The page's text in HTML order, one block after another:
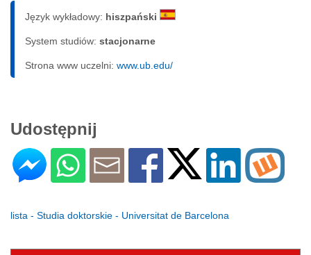
Język wykładowy: hiszpański
System studiów: sta­cjo­nar­ne
Strona www uczelni: www.ub.edu/
Udostępnij
lista - Studia doktorskie - Universitat de Barcelona